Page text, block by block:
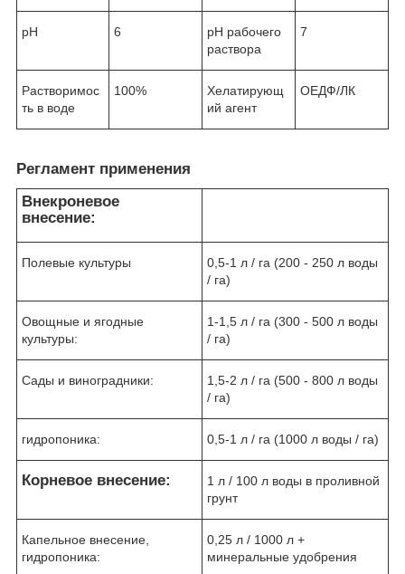
рН 6
рН рабочего
раствора
7
Растворимос
ть в воде
100%
Хелатирующ
ий агент
ОЕДФ/ЛК
Регламент применения
Внекроневое
внесение:
Полевые культуры
0,5-1 л / га (200 - 250 л воды
/ га)
Овощные и ягодные
культуры:
1-1,5 л / га (300 - 500 л воды
/ га)
Сады и виноградники:
1,5-2 л / га (500 - 800 л воды
/ га)
гидропоника: 0,5-1 л / га (1000 л воды / га)
Корневое внесение:
1 л / 100 л воды в проливной
грунт
Капельное внесение,
гидропоника:
0,25 л / 1000 л +
минеральные удобрения